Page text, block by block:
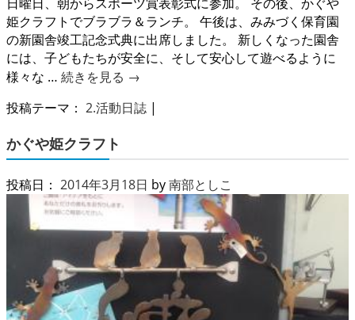
姫クラフトでブラブラ＆ランチ。 午後は、みみづく保育園
の新園舎竣工記念式典に出席しました。 新しくなった園舎
には、子どもたちが安全に、そして安心して遊べるように
様々な … 続きを見る →
投稿テーマ： 2.活動日誌 |
かぐや姫クラフト
投稿日： 2014年3月18日 by南部としこ